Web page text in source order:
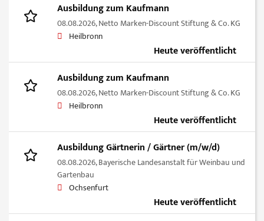
Ausbildung zum Kaufmann
08.08.2026,Netto Marken-Discount Stiftung & Co. KG
Heilbronn
Heute veröffentlicht
Ausbildung zum Kaufmann
08.08.2026,Netto Marken-Discount Stiftung & Co. KG
Heilbronn
Heute veröffentlicht
Ausbildung Gärtnerin / Gärtner (m/w/d)
08.08.2026,Bayerische Landesanstalt für Weinbau und
Gartenbau
Ochsenfurt
Heute veröffentlicht